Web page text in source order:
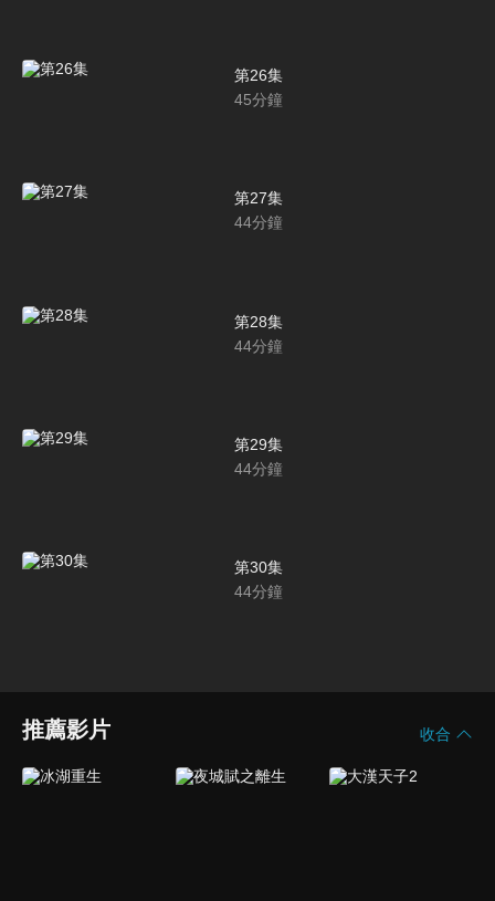
第26集
45分鐘
第27集
44分鐘
第28集
44分鐘
第29集
44分鐘
第30集
44分鐘
推薦影片 收合